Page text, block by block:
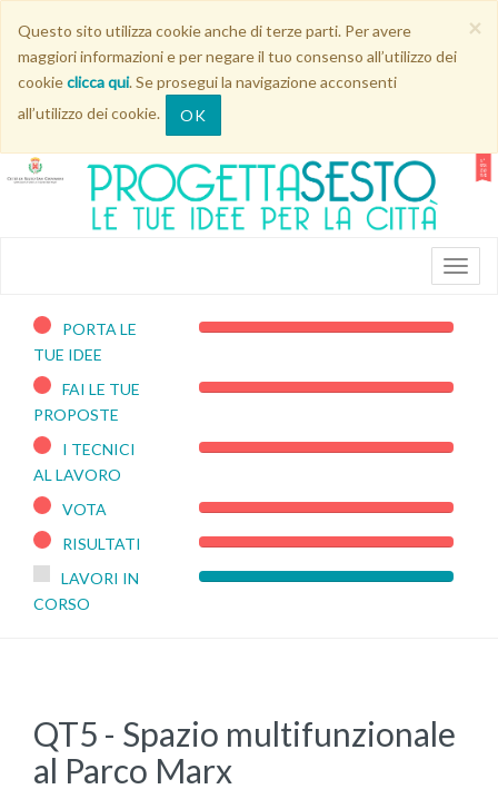
×
Questo sito utilizza cookie anche di terze parti. Per avere
maggiori informazioni e per negare il tuo consenso all’utilizzo dei
cookieclicca qui. Se prosegui la navigazione acconsenti
all’utilizzo dei cookie.
OK
PORTA LE
TUE IDEE
100%
FAI LE TUE
PROPOSTE
100%
I TECNICI
AL LAVORO
100%
VOTA
100%
Complete
RISULTATI
100%
Complete
LAVORI IN
CORSO
0%
QT5 - Spazio multifunzionale
al Parco Marx